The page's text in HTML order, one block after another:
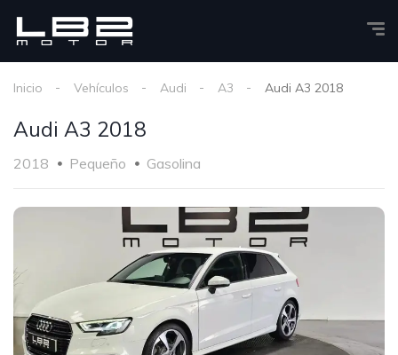
Inicio Vehículos Audi A3 Audi A3 2018
Audi A3 2018
2018 Pequeño Gasolina